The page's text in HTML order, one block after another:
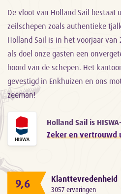
De vloot van Holland Sail
zeilschepen zoals authentieke
Holland Sail is in het voorjaar
als doel onze gasten een
boord van de schepen. Het
gevestigd in Enkhuizen en ons
zeeman!
Holland Sail is
Zeker en vertrouwd
9,6 Klanttevredenheid
3057 ervaringen